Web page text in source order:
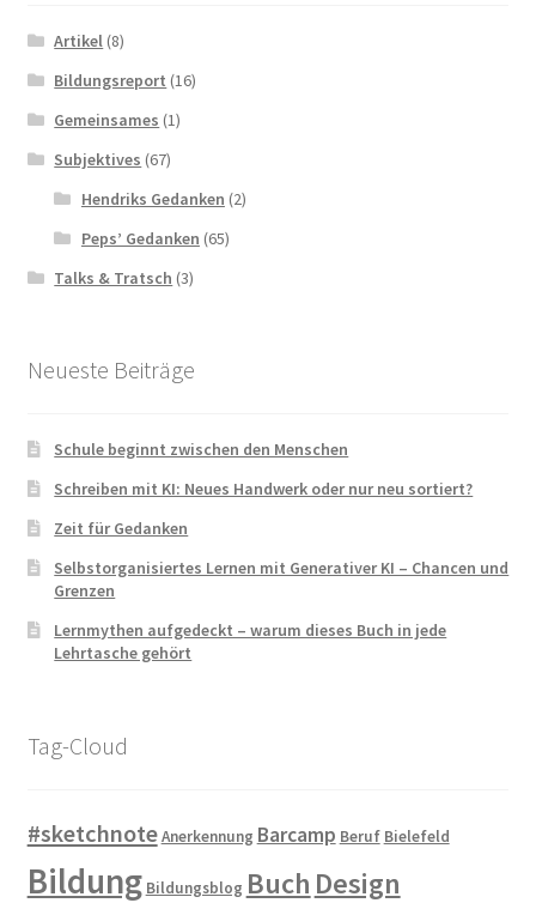
Artikel (8)
Bildungsreport (16)
Gemeinsames (1)
Subjektives (67)
Hendriks Gedanken (2)
Peps’ Gedanken (65)
Talks & Tratsch (3)
Neueste Beiträge
Schule beginnt zwischen den Menschen
Schreiben mit KI: Neues Handwerk oder nur neu sortiert?
Zeit für Gedanken
Selbstorganisiertes Lernen mit Generativer KI – Chancen und
Grenzen
Lernmythen aufgedeckt – warum dieses Buch in jede
Lehrtasche gehört
Tag-Cloud
#sketchnoteAnerkennung Barcamp Beruf Bielefeld
Bildung Bildungsblog Buch Design